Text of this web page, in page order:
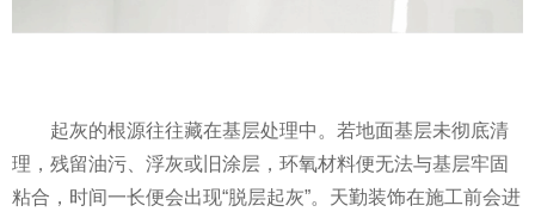
起灰的根源往往藏在基层处理中。若地面基层未彻底清
理，残留油污、浮灰或旧涂层，环氧材料便无法与基层牢固
粘合，时间一长便会出现“脱层起灰”。天勤装饰在施工前会进